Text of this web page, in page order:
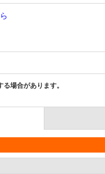
場合があります。